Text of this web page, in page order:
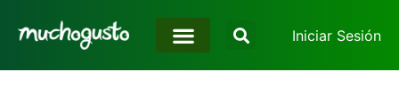
Iniciar Sesión